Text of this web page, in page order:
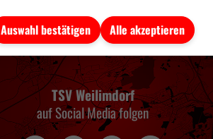
Auswahl bestätigen Alle akzeptieren
TSV Weilimdorf
auf Social Media folgen